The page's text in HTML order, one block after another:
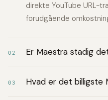
direkte YouTube URL-
forudgående
02 Er Maestra stadig
03 Hvad er det billigste